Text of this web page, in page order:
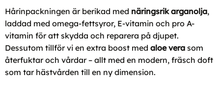
Hårinpackningen är berikad med näringsrik arganolja,
laddad med omega-fettsyror, E-vitamin och pro A-
vitamin för att skydda och reparera på djupet.
Dessutom tillför vi en extra boost med aloe vera som
återfuktar och vårdar – allt med en modern, fräsch doft
som tar hästvården till en ny dimension.